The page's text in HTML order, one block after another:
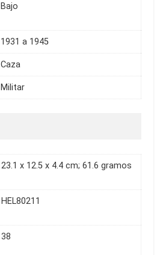
Bajo
1931 a 1945
Caza
Militar
23.1 x 12.5 x 4.4 cm; 61.6 gramos
HEL80211
38